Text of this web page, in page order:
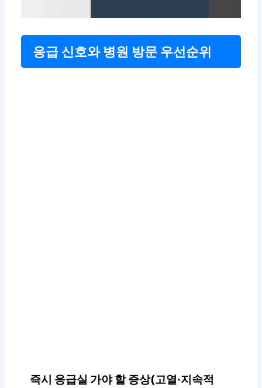
응급 신호와 병원 방문 우선순위
즉시 응급실 가야 할 증상(고열·지속적